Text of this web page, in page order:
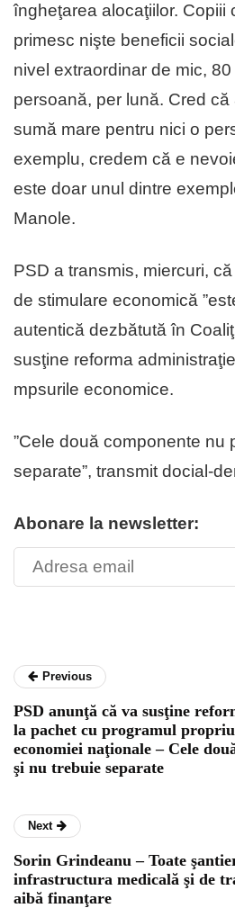
îngheţarea alocaţiilor. Copiii
primesc nişte beneficii
nivel extraordinar de mic,
persoană, per lună. Cred
sumă mare pentru nici o
exemplu, credem că e
este doar unul dintre
Manole.
PSD a transmis, miercuri,
de stimulare economică
autentică dezbătută în
susţine reforma
mpsurile economice.
”Cele două componente nu
separate”, transmit docial-
Abonare la newsletter:
Previous
PSD anunţă că va susţine
la pachet cu programul
economiei naţionale – Cele
şi nu trebuie separate
Next
Sorin Grindeanu – Toate
infrastructura medicală şi de
aibă finanţare